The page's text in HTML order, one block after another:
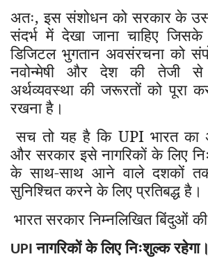
अतः,इस संशोधन को सरकार के उस
संदर्भ में देखा जाना चाहिए
डिजिटल भुगतान अवसंरचना को
नवोन्मेषी और देश की तेजी से
अर्थव्यवस्था की जरूरतों को पूरा
रखना है।
सच तो यह है कि UPI भारत का
और सरकार इसे नागरिकों के लिए
के साथ-साथ आने वाले दशकों तक
सुनिश्चित करने के लिए प्रतिबद्ध है।
भारत सरकार निम्नलिखित बिंदुओं
UPIनागरिकों के लिए निःशुल्क रहेगा।